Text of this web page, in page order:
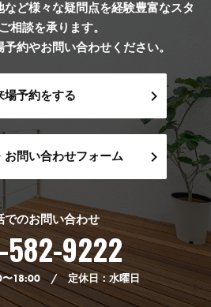
ど様々な疑問点を経験豊富なスタ
相談を承ります。
約やお問い合わせください。
場予約をする
お問い合わせフォーム
でのお問い合わせ
9222
〜18:00 / 定休日：水曜日